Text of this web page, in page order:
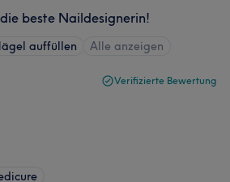
beste Naildesignerin!
auffüllen Alle anzeigen
Verifizierte Bewertung